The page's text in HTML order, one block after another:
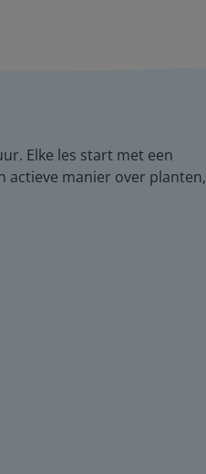
Elke les start met een
actieve manier over planten,